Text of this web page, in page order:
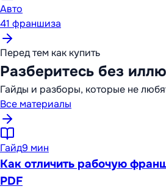
Авто
41 франшиза
Перед тем как купить
Разберитесь без
Гайды и разборы, которые не
Все материалы
Гайд9 мин
Как отличить рабочую
PDF